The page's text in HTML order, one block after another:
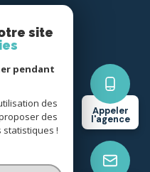
Appeler
l'agence
site
pendant
des
des
!